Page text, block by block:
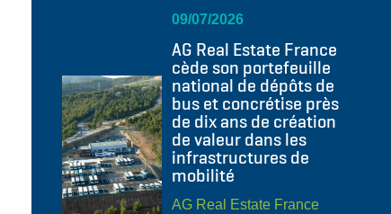
09/07/2026
AG Real Estate France
cède son portefeuille
national de dépôts de
bus et concrétise près
de dix ans de création
de valeur dans les
infrastructures de
mobilité
AG Real Estate France